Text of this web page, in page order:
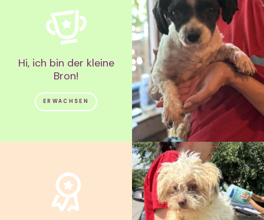
Hi, ich bin der kleine
Bron!
ERWACHSEN